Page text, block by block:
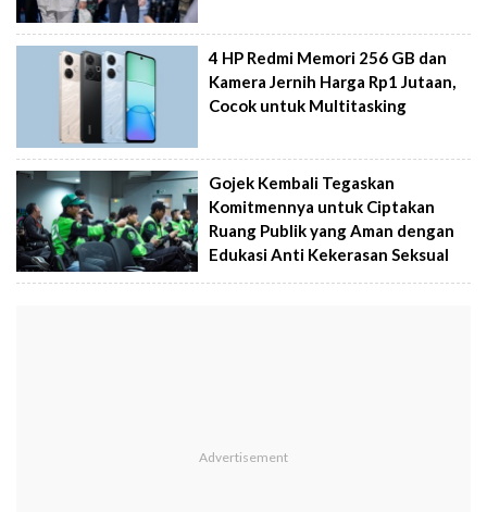
4 HP Redmi Memori 256 GB dan
Kamera Jernih Harga Rp1 Jutaan,
Cocok untuk Multitasking
Gojek Kembali Tegaskan
Komitmennya untuk Ciptakan
Ruang Publik yang Aman dengan
Edukasi Anti Kekerasan Seksual